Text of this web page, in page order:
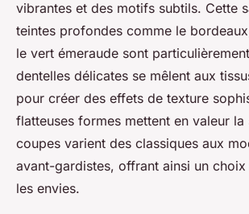
vibrantes et des motifs subtils. Cette
teintes profondes comme le
le vert émeraude sont
dentelles délicates se mêlent aux
pour créer des effets de texture
flatteuses formes mettent en valeur la
coupes varient des classiques aux
avant-gardistes, offrant ainsi un
les envies.